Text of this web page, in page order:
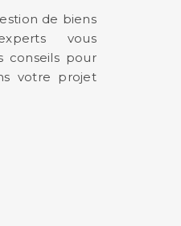
de biens
vous
conseils pour
votre projet